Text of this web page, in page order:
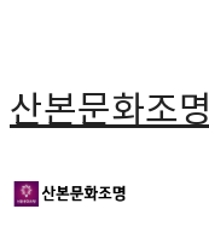
산본문화조명